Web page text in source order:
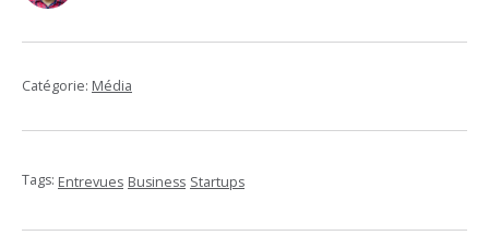
Catégorie: Média
Tags: Entrevues Business Startups